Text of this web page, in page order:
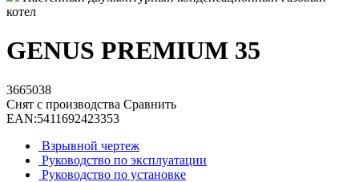
котел
GENUS PREMIUM 35
3665038
Снят с производства Сравнить
EAN:5411692423353
Взрывной чертеж
Руководство по эксплуатации
Руководство по установке